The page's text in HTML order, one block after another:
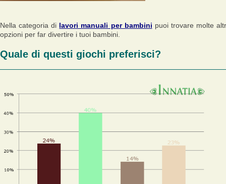
Nella categoria di lavori manuali per bambini puoi trovare molte
opzioni per far divertire i tuoi bambini.
Quale di questi giochi preferisci?